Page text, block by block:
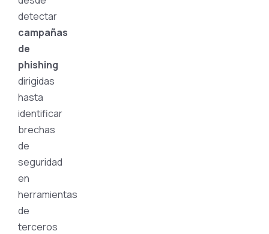
detectar
campañas
de
phishing
dirigidas
hasta
identificar
brechas
de
seguridad
en
herramientas
de
terceros